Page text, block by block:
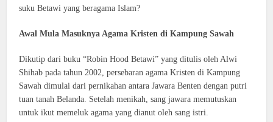
suku Betawi yang beragama Islam?
Awal Mula Masuknya Agama Kristen di Kampung Sawah
Dikutip dari buku “Robin Hood Betawi” yang ditulis oleh Alwi
Shihab pada tahun 2002, persebaran agama Kristen di Kampung
Sawah dimulai dari pernikahan antara Jawara Benten dengan putri
tuan tanah Belanda. Setelah menikah, sang jawara memutuskan
untuk ikut memeluk agama yang dianut oleh sang istri.